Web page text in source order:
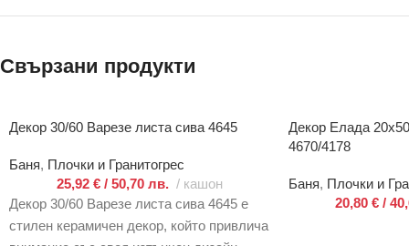
Свързани продукти
Декор 30/60 Варезе листа сива 4645
Баня, Плочки и Гранитогрес
25,92 €/ 50,70 лв.
кашон
Декор 30/60 Варезе листа сива 4645 е
стилен керамичен декор, който привлича
Декор Елада
4670/4178
Баня, Плочки и
20,80€ /